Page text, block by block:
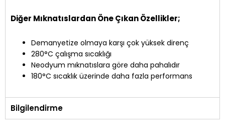
Diğer Mıknatıslardan Öne Çıkan Özellikler;
Demanyetize olmaya karşı çok yüksek direnç
280°C çalışma sıcaklığı
Neodyum mıknatıslara göre daha pahalıdır
180°C sıcaklık üzerinde daha fazla performans
Bilgilendirme